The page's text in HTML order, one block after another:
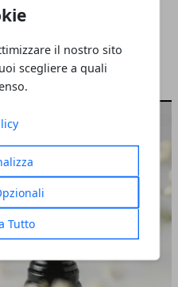
il nostro sito
scegliere a quali
Tutto